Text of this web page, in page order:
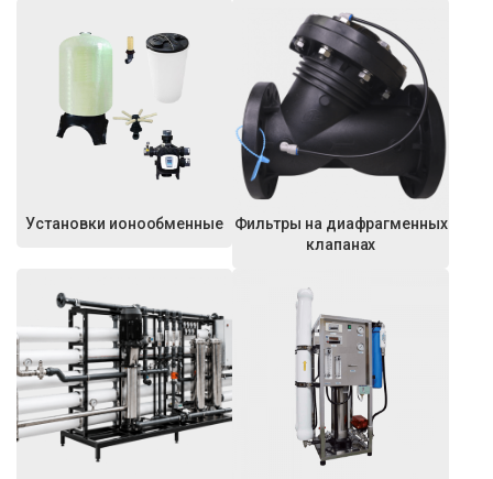
Установки ионообменные
Фильтры на диафрагменных
клапанах